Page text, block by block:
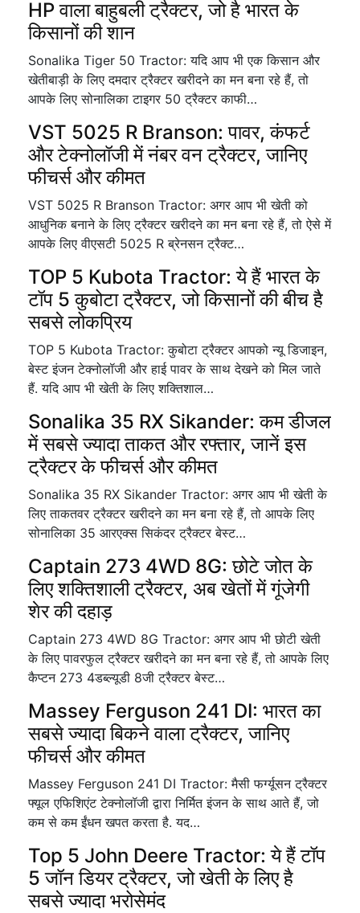
HP वाला बाहुबली ट्रैक्टर, जो है भारत के
किसानों की शान
Sonalika Tiger 50 Tractor: यदि आप भी एक किसान और
खेतीबाड़ी के लिए दमदार ट्रैक्टर खरीदने का मन बना रहे हैं, तो
आपके लिए सोनालिका टाइगर 50 ट्रैक्टर काफी…
VST 5025 R Branson: पावर, कंफर्ट
और टेक्नोलॉजी में नंबर वन ट्रैक्टर, जानिए
फीचर्स और कीमत
VST 5025 R Branson Tractor: अगर आप भी खेती को
आधुनिक बनाने के लिए ट्रैक्टर खरीदने का मन बना रहे हैं, तो ऐसे में
आपके लिए वीएसटी 5025 R ब्रेनसन ट्रैक्ट…
TOP 5 Kubota Tractor: ये हैं भारत के
टॉप 5 कुबोटा ट्रैक्टर, जो किसानों की बीच है
सबसे लोकप्रिय
TOP 5 Kubota Tractor: कुबोटा ट्रैक्टर आपको न्यू डिजाइन,
बेस्ट इंजन टेक्नोलॉजी और हाई पावर के साथ देखने को मिल जाते
हैं. यदि आप भी खेती के लिए शक्तिशाल…
Sonalika 35 RX Sikander: कम डीजल
में सबसे ज्यादा ताकत और रफ्तार, जानें इस
ट्रैक्टर के फीचर्स और कीमत
Sonalika 35 RX Sikander Tractor: अगर आप भी खेती के
लिए ताकतवर ट्रैक्टर खरीदने का मन बना रहे हैं, तो आपके लिए
सोनालिका 35 आरएक्स सिकंदर ट्रैक्टर बेस्ट…
Captain 273 4WD 8G: छोटे जोत के
लिए शक्तिशाली ट्रैक्टर, अब खेतों में गूंजेगी
शेर की दहाड़
Captain 273 4WD 8G Tractor: अगर आप भी छोटी खेती
के लिए पावरफुल ट्रैक्टर खरीदने का मन बना रहे हैं, तो आपके लिए
कैप्टन 273 4डब्ल्यूडी 8जी ट्रैक्टर बेस्ट…
Massey Ferguson 241 DI: भारत का
सबसे ज्यादा बिकने वाला ट्रैक्टर, जानिए
फीचर्स और कीमत
Massey Ferguson 241 DI Tractor: मैसी फर्ग्यूसन ट्रैक्टर
फ्यूल एफिशिएंट टेक्नोलॉजी द्वारा निर्मित इंजन के साथ आते हैं, जो
कम से कम ईंधन खपत करता है. यद…
Top 5 John Deere Tractor: ये हैं टॉप
5 जॉन डियर ट्रैक्टर, जो खेती के लिए है
सबसे ज्यादा भरोसेमंद